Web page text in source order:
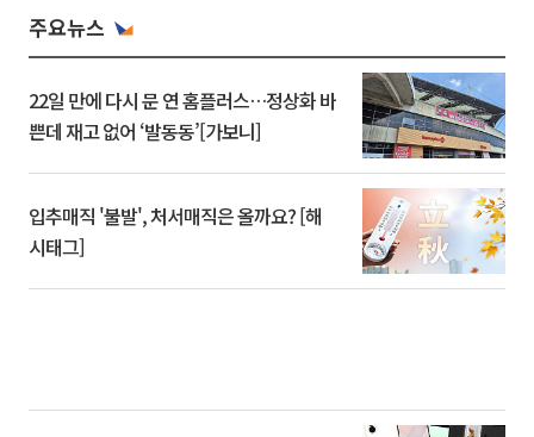
주요뉴스
22일 만에 다시 문 연 홈플러스…정상화 바
쁜데 재고 없어 ‘발동동’[가보니]
입추매직 '불발', 처서매직은 올까요? [해
시태그]